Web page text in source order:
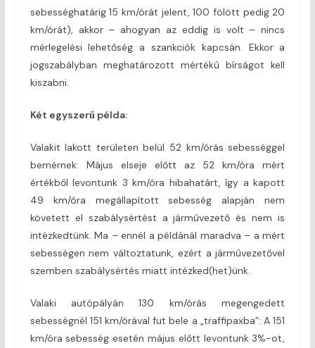
sebességhatárig 15 km/órát jelent, 100 fölött pedig 20
km/órát), akkor – ahogyan az eddig is volt – nincs
mérlegelési lehetőség a szankciók kapcsán. Ekkor a
jogszabályban meghatározott mértékű bírságot kell
kiszabni.
Két egyszerű példa:
Valakit lakott területen belül 52 km/órás sebességgel
bemérnek: Május elseje előtt az 52 km/óra mért
értékből levontunk 3 km/óra hibahatárt, így a kapott
49 km/óra megállapított sebesség alapján nem
követett el szabálysértést a járművezető és nem is
intézkedtünk. Ma – ennél a példánál maradva – a mért
sebességen nem változtatunk, ezért a járművezetővel
szemben szabálysértés miatt intézked(het)ünk.
Valaki autópályán 130 km/órás megengedett
sebességnél 151 km/órával fut bele a „traffipaxba”: A 151
km/óra sebesség esetén május előtt levontunk 3%-ot,